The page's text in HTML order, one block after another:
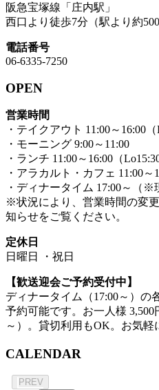
阪急宝塚線「庄内駅」
西口より徒歩7分（駅より約
電話番号
06-6335-7250
OPEN
営業時間
・テイクアウト 11:00～16:00（
・モーニング 9:00～11:00
・ランチ 11:00～16:00（Lo15:30
・アラカルト・カフェ 11:00～
・ディナータイム 17:00～（※
※状況により、営業時間の変
知らせをご覧ください。
定休日
日曜日 ・祝日
【歓送迎会ご予約受付中】
ディナータイム（17:00～）の
予約可能です。お一人様 3,500
～）。貸切利用もOK。お気軽
CALENDAR
PREV